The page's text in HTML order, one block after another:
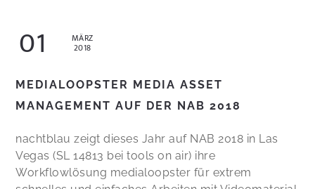
MÄRZ
01 2018
MEDIALOOPSTER MEDIA ASSET
MANAGEMENT AUF DER NAB 2018
nachtblau zeigt dieses Jahr auf NAB 2018 in Las
Vegas (SL 14813 bei tools on air) ihre
Workflowlösung medialoopster für extrem